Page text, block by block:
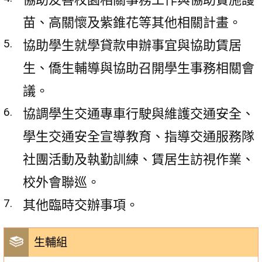
生輔組
苗、高關懷及紫錐花等其他相關計畫。
協助學生就學貸款申辦事宜與協助賃居
生、僑生輔導與協助召開學生事務相關會
議。
協調學生交通專車行駛與維護交通安全、
學生交通安全宣導教育、指導交通服務隊
社團活動及執勤訓練、賃居生訪視作業、
校外會聯巡。
其他臨時交辦事項。